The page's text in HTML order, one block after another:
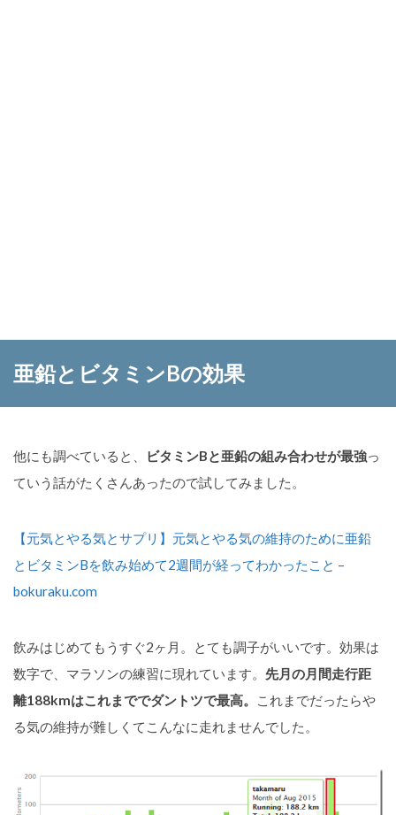
亜鉛とビタミンBの効果
他にも調べていると、 ビタミンBと亜鉛の組み合わせが最強っ
ていう話がたくさんあったので試してみました。
【元気とやる気とサプリ】元気とやる気の維持のために亜鉛
とビタミンBを飲み始めて2週間が経ってわかったこと –
bokuraku.com
飲みはじめてもうすぐ2ヶ月。とても調子がいいです。効果は
数字で、マラソンの練習に現れています。 先月の月間走行距
離188kmはこれまででダントツで最高。
これまでだったらや
る気の維持が難しくてこんなに走れませんでした。